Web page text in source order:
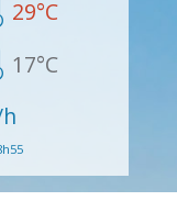
29°C
17°C